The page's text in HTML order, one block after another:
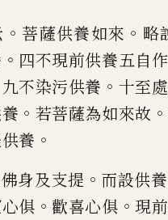
。 菩薩供養如來 。 略
。 四不現前供養五自
九不染污供養 。 十至
。 若菩薩為如來故 。
養 。
身及支提 。 而設供養
俱 。 歡喜心俱 。 現